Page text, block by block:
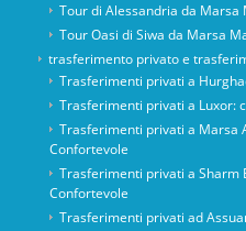
Tour di Alessandria da Marsa
Tour Oasi di Siwa da Marsa
trasferimento privato e
Trasferimenti privati ​​a
Trasferimenti privati ​​a Luxor:
Trasferimenti privati ​​a Marsa
Confortevole
Trasferimenti privati ​​a Sharm
Confortevole
Trasferimenti privati ​​ad